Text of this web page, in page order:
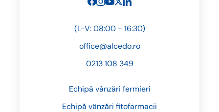
(L-V: 08:00 - 16:30)
office@alcedo.ro
0213 108 349
Echipă vânzări fermieri
Echipă vânzări fitofarmacii